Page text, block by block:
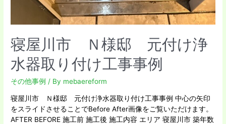
寝屋川市 Ｎ様邸 元付け浄
水器取り付け工事事例
その他事例 / By mebaereform
寝屋川市 Ｎ様邸 元付け浄水器取り付け工事事例 中心の矢印
をスライドさせることでBefore After画像をご覧いただけます。
AFTER BEFORE 施工前 施工後 施工内容 エリア 寝屋川市 築年数